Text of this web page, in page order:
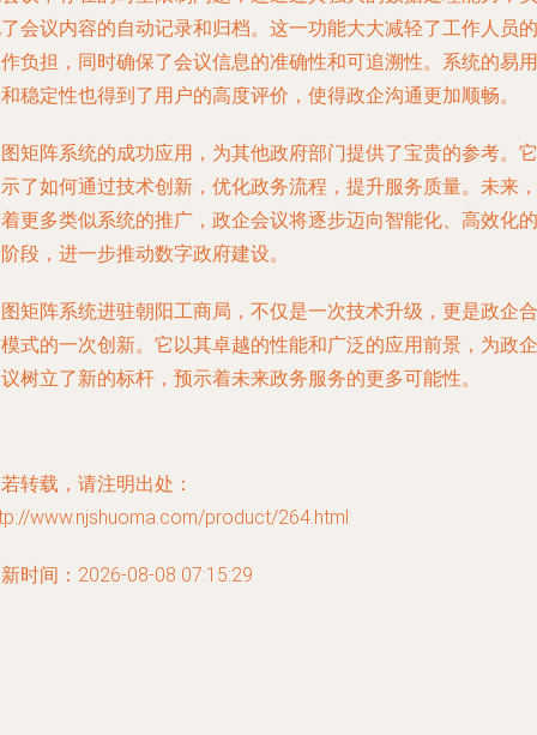
会议内容的自动记录和归档。这一功能大大减轻了工作人员的
负担，同时确保了会议信息的准确性和可追溯性。系统的易用
稳定性也得到了用户的高度评价，使得政企沟通更加顺畅。
矩阵系统的成功应用，为其他政府部门提供了宝贵的参考。它
了如何通过技术创新，优化政务流程，提升服务质量。未来，
更多类似系统的推广，政企会议将逐步迈向智能化、高效化的
段，进一步推动数字政府建设。
矩阵系统进驻朝阳工商局，不仅是一次技术升级，更是政企合
式的一次创新。它以其卓越的性能和广泛的应用前景，为政企
树立了新的标杆，预示着未来政务服务的更多可能性。
转载，请注明出处：
www.njshuoma.com/product/264.html
时间：2026-08-08 07:15:29